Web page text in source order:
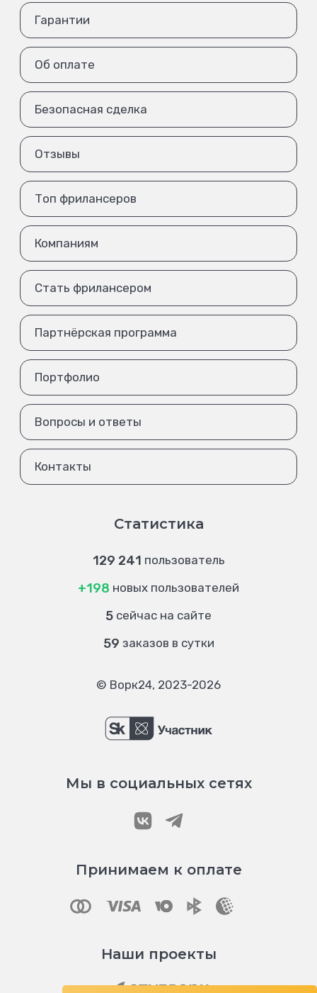
Гарантии
Об оплате
Безопасная сделка
Отзывы
Топ фрилансеров
Компаниям
Стать фрилансером
Партнёрская программа
Портфолио
Вопросы и ответы
Контакты
Статистика
129 241 пользователь
+198 новых пользователей
5 сейчас на сайте
59 заказов в сутки
© Ворк24, 2023-2026
Мы в социальных сетях
Принимаем к оплате
Наши проекты